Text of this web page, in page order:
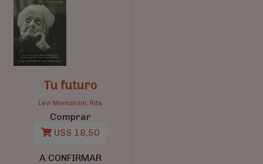
Tu futuro
Levi Montalcini, Rita
Comprar
U$S 18,50
A CONFIRMAR